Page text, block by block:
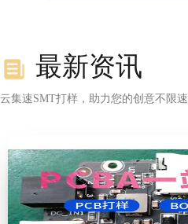
最新资讯
云集速SMT打样，助力您的创意不限速